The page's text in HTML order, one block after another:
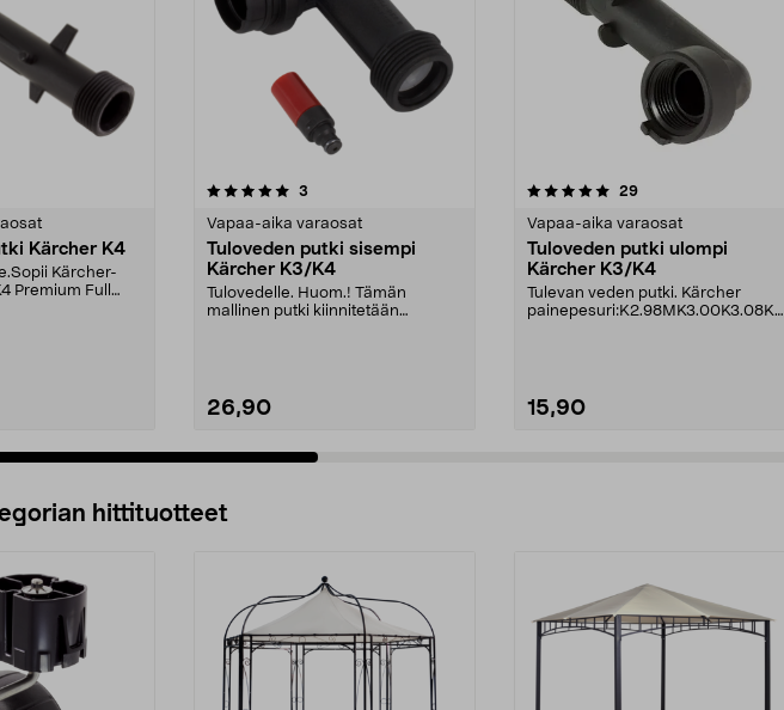
Kärcher K4
Kärcher-
Premium Full
3
Vapaa-aika varaosat
Tuloveden putki sisempi
Kärcher K3/K4
Tulovedelle. Huom.! Tämän
mallinen putki kiinnitetään
26,90
5.0viidestä
29arvostelut
Vapaa-aika varaosat
Tuloveden putki ulompi
Kärcher K3/K4
Tulevan veden putki. Kärcher
painepesuri:K2.98MK3.00K3.08K3
15,90
4.5viidestä
hittituotteet